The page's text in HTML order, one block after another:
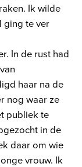
Ik wilde
ging te ver
In de rust had
haar na de
nog waar ze
publiek te
in de
daar om wie
vrouw. Ik